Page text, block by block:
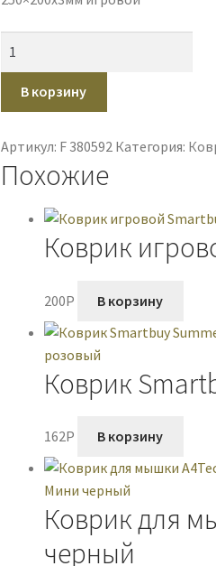
Коврик
Defender
В корзину
Артикул: F 380592 Категория:
Похожие
Коврик
200P В корзину
Коврик
162P В корзину
Коврик для
черный